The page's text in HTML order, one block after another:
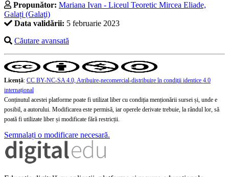
Propunător: Mariana Ivan - Liceul Teoretic Mircea Eliade,
Galați (Galaţi)
Data validării: 5 februarie 2023
Căutare avansată
Licență: CC BY-NC-SA 4.0, Atribuire-necomercial-distribuire în condiţii identice 4.0
internațional
Conținutul acestei platforme poate fi utilizat liber cu condiția menționării sursei și, unde e
posibil, a autorului. Modificarea este permisă, iar operele derivate trebuie, la rândul lor, să
poată fi utilizate liber și modificate fără restricții.
Semnalați o modificare necesară.